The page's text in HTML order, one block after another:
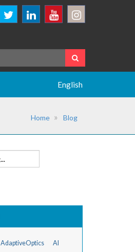
English
Home Blog
AdaptiveOptics AI